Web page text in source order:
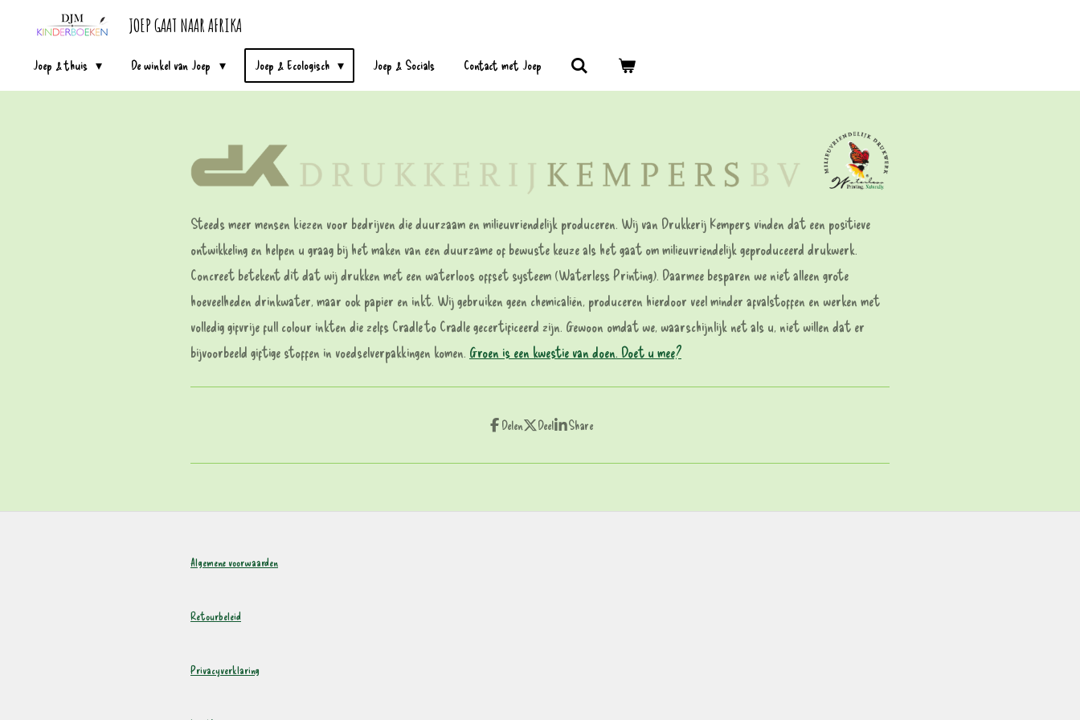
naar
JOEP GAAT NAAR AFRIKA
Joep & thuis De winkel van Joep Joep & Ecologisch Joep & Socials Contact met Joep
Steeds meer mensen kiezen voor bedrijven die duurzaam en milieuvriendelijk produceren. Wij van Drukkerij Kempers vinden dat een positieve
ontwikkeling en helpen u graag bij het maken van een duurzame of bewuste keuze als het gaat om milieuvriendelijk geproduceerd drukwerk.
Concreet betekent dit dat wij drukken met een waterloos offset systeem (Waterless Printing). Daarmee besparen we niet alleen grote
hoeveelheden drinkwater, maar ook papier en inkt. Wij gebruiken geen chemicaliën, produceren hierdoor veel minder afvalstoffen en werken met
volledig gifvrije full colour inkten die zelfs Cradle to Cradle gecertificeerd zijn. Gewoon omdat we, waarschijnlijk net als u, niet willen dat er
bijvoorbeeld giftige stoffen in voedselverpakkingen komen. Groen is een kwestie van doen. Doet u mee?
Delen Deel Share
Algemene voorwaarden
Retourbeleid
Privacyverklaring